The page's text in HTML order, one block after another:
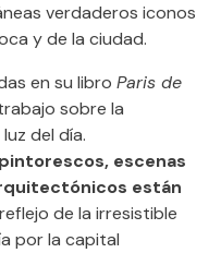
verdaderos iconos
y de la ciudad.
en su libro Paris de
sobre la
del día.
escenas
están
de la irresistible
por la capital